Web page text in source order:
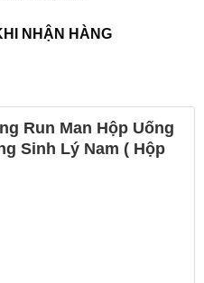
NHẬN HÀNG
Run Man Hộp Uống
Sinh Lý Nam ( Hộp